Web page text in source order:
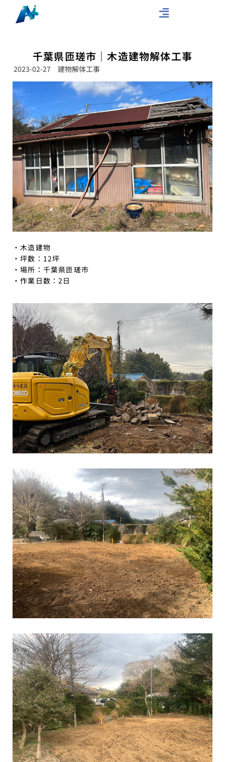
千葉県匝瑳市｜木造建物解体工事
2023-02-27 建物解体工事
・木造建物
・坪数：12坪
・場所：千葉県匝瑳市
・作業日数：2日